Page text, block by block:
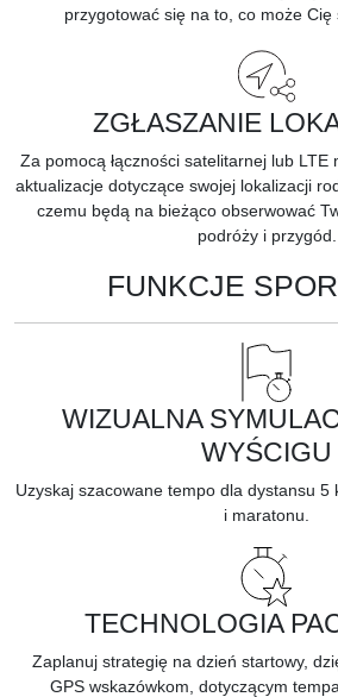
przygotować się na to, co może Cię
ZGŁASZANIE
Za pomocą łączności satelitarnej lub LTE
aktualizacje dotyczące swojej lokalizacji
czemu będą na bieżąco obserwować
podróży i przygód.
FUNKCJE
WIZUALNA
WYŚCIGU
Uzyskaj szacowane tempo dla dystansu 5
i maratonu.
TECHNOLOGIA
Zaplanuj strategię na dzień startowy,
GPS wskazówkom, dotyczącym